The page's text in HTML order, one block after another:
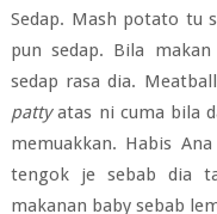
Sedap. Mash potato tu
pun sedap. Bila
sedap rasa dia.
pattyatas ni cuma bila
memuakkan. Habis
tengok je sebab dia
makanan baby sebab